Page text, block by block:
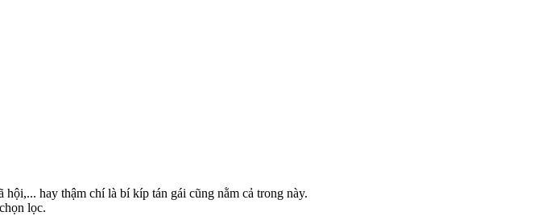
hay thậm chí là bí kíp tán gái cũng nằm cả trong này.
lọc.